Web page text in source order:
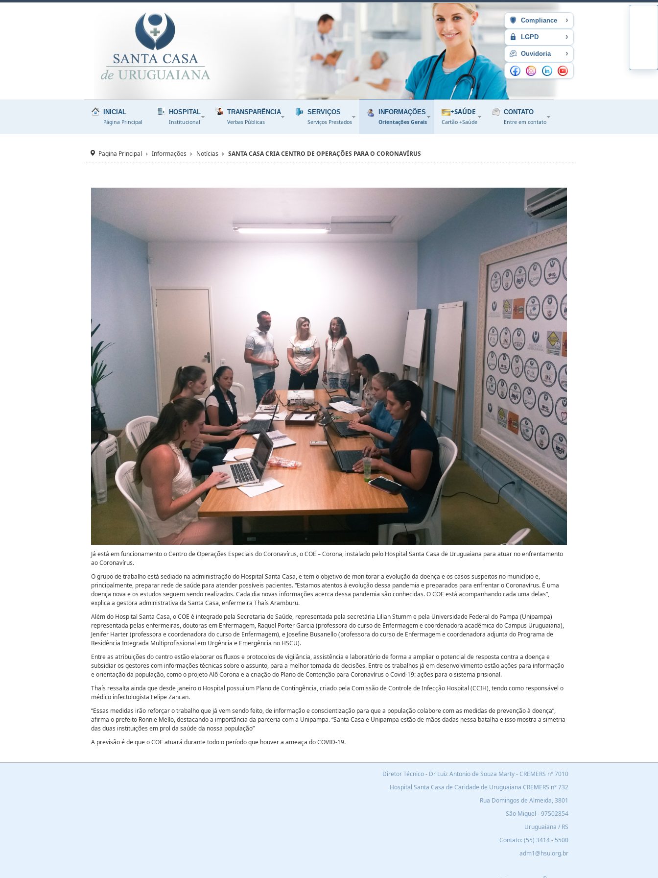
Compliance ›
LGPD ›
Ouvidoria ›
INICIAL
Página Principal
HOSPITAL
Institucional
TRANSPARÊNCIA
Verbas Públicas
SERVIÇOS
Serviços Prestados
INFORMAÇÕES
Orientações Gerais
+SAÚDE
Cartão +Saúde
CONTATO
Entre em contato
Pagina Principal Informações Notícias SANTA CASA CRIA CENTRO DE OPERAÇÕES PARA O CORONAVÍRUS
Já está em funcionamento o Centro de Operações Especiais do Coronavírus, o COE – Corona, instalado pelo Hospital Santa Casa de Uruguaiana para atuar no enfrentamento
ao Coronavírus.
O grupo de trabalho está sediado na administração do Hospital Santa Casa, e tem o objetivo de monitorar a evolução da doença e os casos suspeitos no município e,
principalmente, preparar rede de saúde para atender possíveis pacientes. “Estamos atentos à evolução dessa pandemia e preparados para enfrentar o Coronavírus. É uma
doença nova e os estudos seguem sendo realizados. Cada dia novas informações acerca dessa pandemia são conhecidas. O COE está acompanhando cada uma delas”,
explica a gestora administrativa da Santa Casa, enfermeira Thaís Aramburu.
Além do Hospital Santa Casa, o COE é integrado pela Secretaria de Saúde, representada pela secretária Lilian Stumm e pela Universidade Federal do Pampa (Unipampa)
representada pelas enfermeiras, doutoras em Enfermagem, Raquel Porter Garcia (professora do curso de Enfermagem e coordenadora acadêmica do Campus Uruguaiana),
Jenifer Harter (professora e coordenadora do curso de Enfermagem), e Josefine Busanello (professora do curso de Enfermagem e coordenadora adjunta do Programa de
Residência Integrada Multiprofissional em Urgência e Emergência no HSCU).
Entre as atribuições do centro estão elaborar os fluxos e protocolos de vigilância, assistência e laboratório de forma a ampliar o potencial de resposta contra a doença e
subsidiar os gestores com informações técnicas sobre o assunto, para a melhor tomada de decisões. Entre os trabalhos já em desenvolvimento estão ações para informação
e orientação da população, como o projeto Alô Corona e a criação do Plano de Contenção para Coronavírus o Covid-19: ações para o sistema prisional.
Thaís ressalta ainda que desde janeiro o Hospital possui um Plano de Contingência, criado pela Comissão de Controle de Infecção Hospital (CCIH), tendo como responsável o
médico infectologista Felipe Zancan.
“Essas medidas irão reforçar o trabalho que já vem sendo feito, de informação e conscientização para que a população colabore com as medidas de prevenção à doença”,
afirma o prefeito Ronnie Mello, destacando a importância da parceria com a Unipampa. “Santa Casa e Unipampa estão de mãos dadas nessa batalha e isso mostra a simetria
das duas instituições em prol da saúde da nossa população”
A previsão é de que o COE atuará durante todo o período que houver a ameaça do COVID-19.
Diretor Técnico - Dr Luiz Antonio de Souza Marty - CREMERS n° 7010
Hospital Santa Casa de Caridade de Uruguaiana CREMERS n°732
Rua Domingos de Almeida, 3801
São Miguel - 97502854
Uruguaiana / RS
Contato:(55) 3414 - 5500
adm1@hsu.org.br